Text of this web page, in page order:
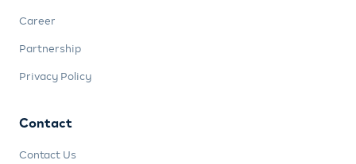
Career
Partnership
Privacy Policy
Contact
Contact Us